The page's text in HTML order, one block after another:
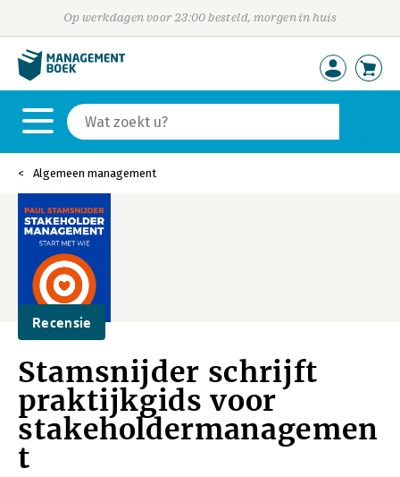
Op werkdagen voor 23:00 besteld, morgen in huis
Algemeen management
Recensie
Stamsnijder schrijft
praktijkgids voor
stakeholdermanagemen
t